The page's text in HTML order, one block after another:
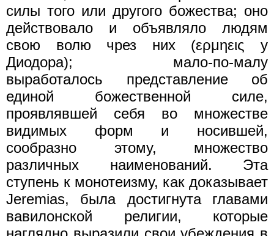
силы того или другого божества; оно
действовало и объявляло людям
свою волю чрез них (ερμηεις у
Диодора); мало-по-малу
выработалось представление об
единой божественной силе,
проявлявшей себя во множестве
видимых форм и носившей,
сообразно этому, множество
различных наименований. Эта
ступень к монотеизму, как доказывает
Jeremias, была достигнута главами
вавилонской религии, которые